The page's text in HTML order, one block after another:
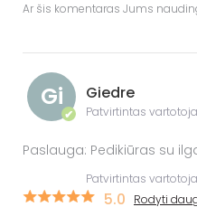
Ar šis komentaras Jums
Gi
✔
Giedre
Patvirtintas
Paslauga: Pedikiūras su
Patvirtintas
5.0 Rodyti